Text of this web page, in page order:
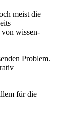
meist die
von wissen­
Problem.
für die